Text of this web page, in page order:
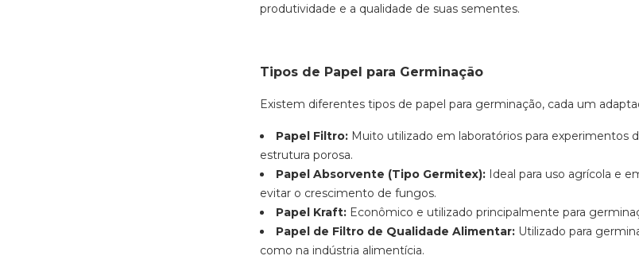
produtividade e a qualidade de suas sementes.
Tipos de Papel para Germinação
Existem diferentes tipos de papel para germinação, cada um
Papel Filtro: Muito utilizado em laboratórios para experimentos
estrutura porosa.
Papel Absorvente (Tipo Germitex): Ideal para uso agrícola e
evitar o crescimento de fungos.
Papel Kraft: Econômico e utilizado principalmente para
Papel de Filtro de Qualidade Alimentar: Utilizado para
como na indústria alimentícia.